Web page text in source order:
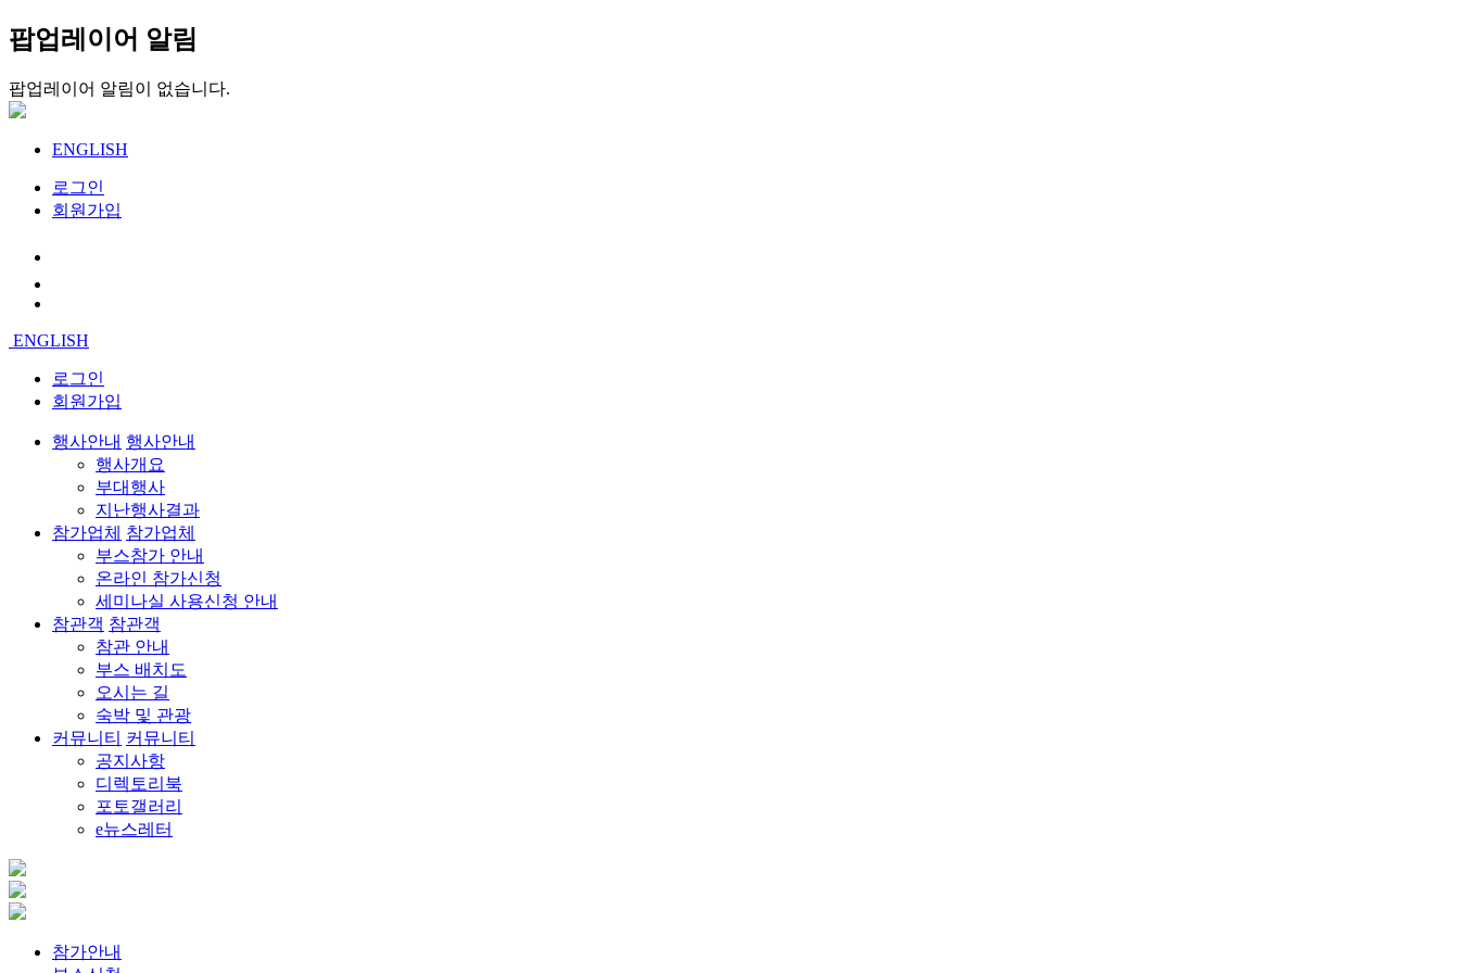
팝업레이어 알림
팝업레이어 알림이 없습니다.
ENGLISH
로그인
회원가입
ENGLISH
로그인
회원가입
행사안내 행사안내
행사개요
부대행사
지난행사결과
참가업체 참가업체
부스참가 안내
온라인 참가신청
세미나실 사용신청 안내
참관객 참관객
참관 안내
부스 배치도
오시는 길
숙박 및 관광
커뮤니티 커뮤니티
공지사항
디렉토리북
포토갤러리
e뉴스레터
참가안내